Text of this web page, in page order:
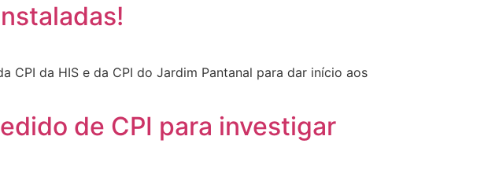
da HIS e da CPI do Jardim Pantanal para dar início aos
de CPI para investigar